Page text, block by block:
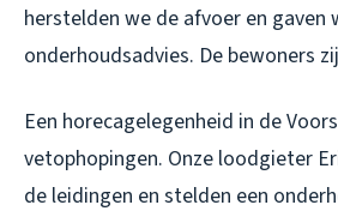
herstelden we de afvoer en gaven
onderhoudsadvies. De bewoners
Een horecagelegenheid in de
vetophopingen. Onze loodgieter
de leidingen en stelden een